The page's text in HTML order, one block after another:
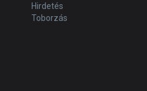
Hirdetés
Toborzás